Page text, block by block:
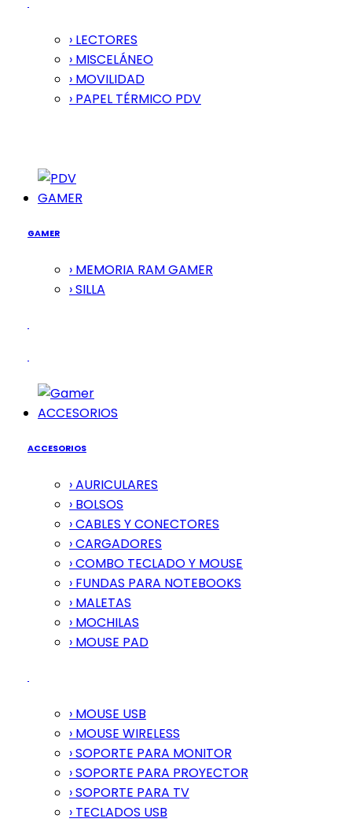
› LECTORES
› MISCELÁNEO
› MOVILIDAD
› PAPEL TÉRMICO PDV
GAMER
GAMER
› MEMORIA RAM GAMER
› SILLA
ACCESORIOS
ACCESORIOS
› AURICULARES
› BOLSOS
› CABLES Y CONECTORES
› CARGADORES
› COMBO TECLADO Y MOUSE
› FUNDAS PARA NOTEBOOKS
› MALETAS
› MOCHILAS
› MOUSE PAD
› MOUSE USB
› MOUSE WIRELESS
› SOPORTE PARA MONITOR
› SOPORTE PARA PROYECTOR
› SOPORTE PARA TV
› TECLADOS USB